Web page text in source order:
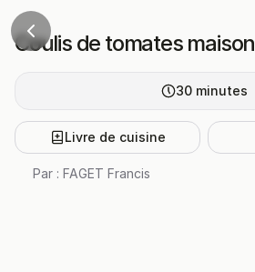
Coulis de tomates maison
30 minutes
Livre de cuisine
Par : FAGET Francis